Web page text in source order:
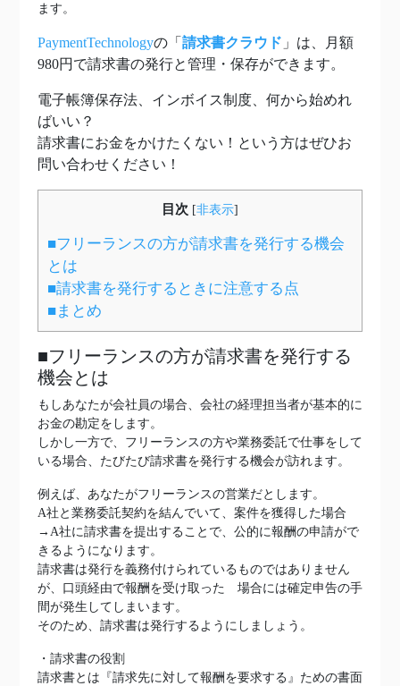
ます。
PaymentTechnologyの「 請求書クラウド 」は、月額
980円で請求書の発行と管理・保存ができます。
電子帳簿保存法、インボイス制度、何から始めれ
ばいい？
請求書にお金をかけたくない！という方はぜひお
問い合わせください！
目次 [非表示]
■フリーランスの方が請求書を発行する機会
とは
■請求書を発行するときに注意する点
■まとめ
■フリーランスの方が請求書を発行する
機会とは
もしあなたが会社員の場合、会社の経理担当者が基本的に
お金の勘定をします。
しかし一方で、フリーランスの方や業務委託で仕事をして
いる場合、たびたび請求書を発行する機会が訪れます。
例えば、あなたがフリーランスの営業だとします。
A社と業務委託契約を結んでいて、案件を獲得した場合
→A社に請求書を提出することで、公的に報酬の申請がで
きるようになります。
請求書は発行を義務付けられているものではありません
が、口頭経由で報酬を受け取った 場合には確定申告の手
間が発生してしまいます。
そのため、請求書は発行するようにしましょう。
・請求書の役割
請求書とは『請求先に対して報酬を要求する』ための書面